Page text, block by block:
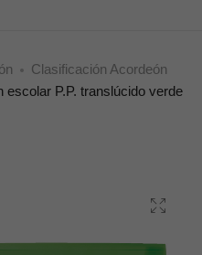
Clasificación Acordeón
escolar P.P. translúcido verde